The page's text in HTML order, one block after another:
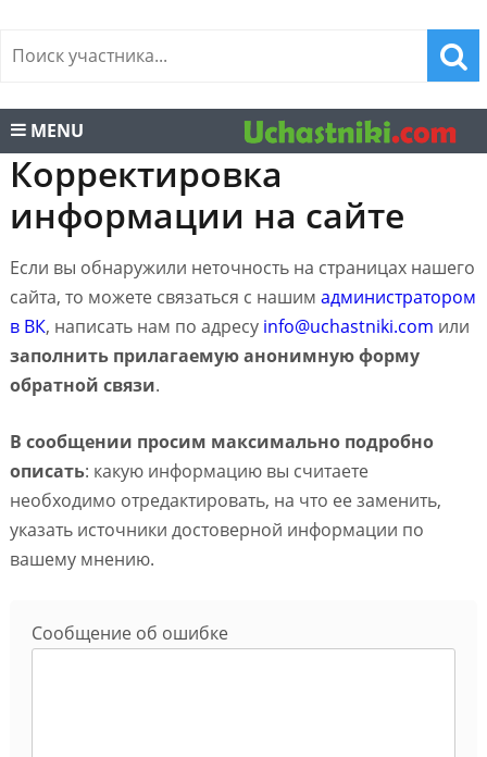
MENU
Корректировка
информации на сайте
Если вы обнаружили неточность на страницах нашего
сайта, то можете связаться с нашим администратором
в ВК, написать нам по адресу info@uchastniki.com или
заполнить прилагаемую анонимную форму
обратной связи.
В сообщении просим максимально подробно
описать: какую информацию вы считаете
необходимо отредактировать, на что ее заменить,
указать источники достоверной информации по
вашему мнению.
Сообщение об ошибке